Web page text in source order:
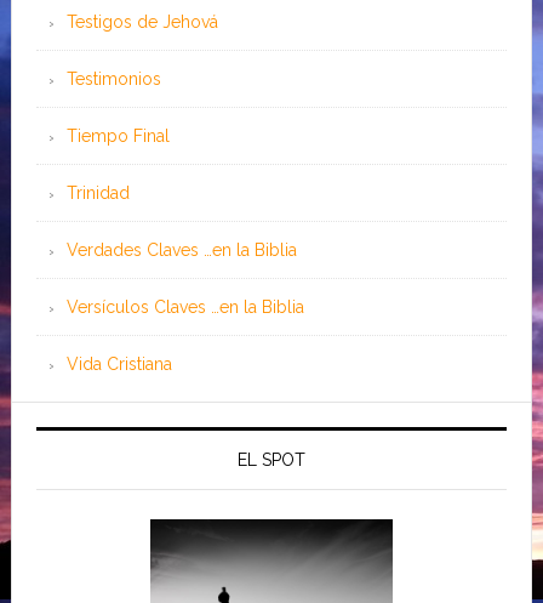
Testigos de Jehová
Testimonios
Tiempo Final
Trinidad
Verdades Claves …en la Biblia
Versículos Claves …en la Biblia
Vida Cristiana
EL SPOT